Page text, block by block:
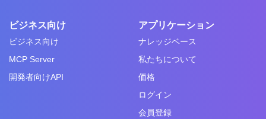
ビジネス向け
ビジネス向け
MCP Server
開発者向けAPI
アプリケーション
ナレッジベース
私たちについて
価格
ログイン
会員登録